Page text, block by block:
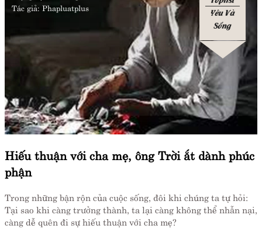
Tác giả: Phapluatplus
Yêu Và
Sống
Hiếu thuận với cha mẹ, ông Trời ắt dành phúc
phận
Trong những bận rộn của cuộc sống, đôi khi chúng ta tự hỏi:
Tại sao khi càng trưởng thành, ta lại càng không thể nhẫn nại,
càng dễ quên đi sự hiếu thuận với cha mẹ?